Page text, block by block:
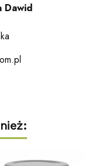
Dawid